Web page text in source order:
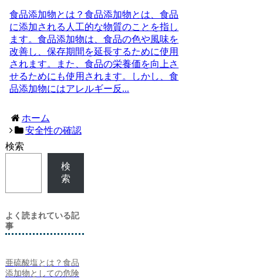
食品添加物とは？食品添加物とは、食品
に添加される人工的な物質のことを指し
ます。食品添加物は、食品の色や風味を
改善し、保存期間を延長するために使用
されます。また、食品の栄養価を向上さ
せるためにも使用されます。しかし、食
品添加物にはアレルギー反...
ホーム
安全性の確認
検索
検
索
よく読まれている記
事
亜硫酸塩とは？食品
添加物としての危険